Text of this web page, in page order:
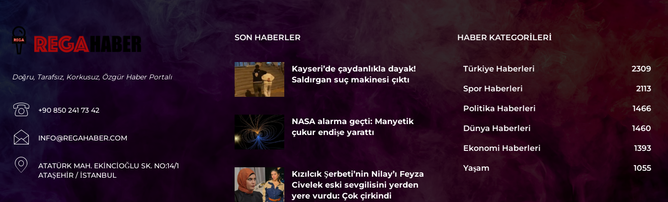
Doğru, Tarafsız, Korkusuz, Özgür Haber Portalı
+90 850 241 73 42
INFO@REGAHABER.COM
ATATÜRK MAH. EKINCIOĞLU SK. NO:14/1
ATAŞEHIR / İSTANBUL
SON HABERLER
Kayseri’de çaydanlıkla dayak!
Saldırgan suç makinesi çıktı
NASA alarma geçti: Manyetik
çukur endişe yarattı
Kızılcık Şerbeti’nin Nilay’ı Feyza
Civelek eski sevgilisini yerden
yere vurdu: Çok çirkindi
HABER KATEGORILERI
Türkiye Haberleri 2309
Spor Haberleri 2113
Politika Haberleri 1466
Dünya Haberleri 1460
Ekonomi Haberleri 1393
Yaşam 1055